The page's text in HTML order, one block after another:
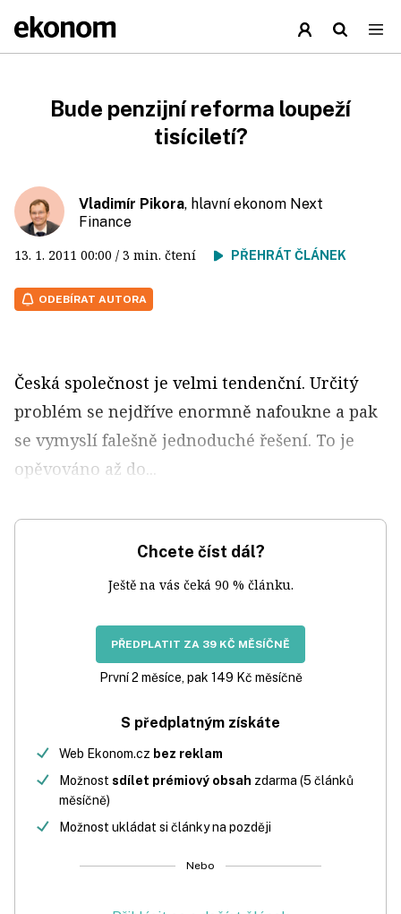
Bude penzijní reforma loupeží
tisíciletí?
Vladimír Pikora, hlavní ekonom Next
Finance
13. 1. 2011 00:00 / 3 min. čtení PŘEHRÁT ČLÁNEK
ODEBÍRAT AUTORA
Česká společnost je velmi tendenční. Určitý
problém se nejdříve enormně nafoukne a pak
se vymyslí falešně jednoduché řešení. To je
opěvováno až do...
Chcete číst dál?
Ještě na vás čeká 90 % článku.
PŘEDPLATIT ZA 39 KČ MĚSÍČNĚ
První 2 měsíce, pak 149 Kč měsíčně
S předplatným získáte
Web Ekonom.cz bez reklam
Možnost sdílet prémiový obsah zdarma (5 článků
měsíčně)
Možnost ukládat si články na později
Nebo